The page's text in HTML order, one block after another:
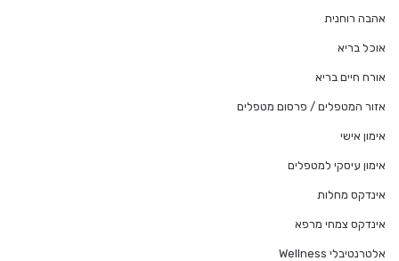
אהבה רוחנית
אוכל בריא
אורח חיים בריא
אזור המטפלים / פרסום מטפלים
אימון אישי
אימון עיסקי למטפלים
אינדקס מחלות
אינדקס צמחי מרפא
אלטרנטיבלי Wellness